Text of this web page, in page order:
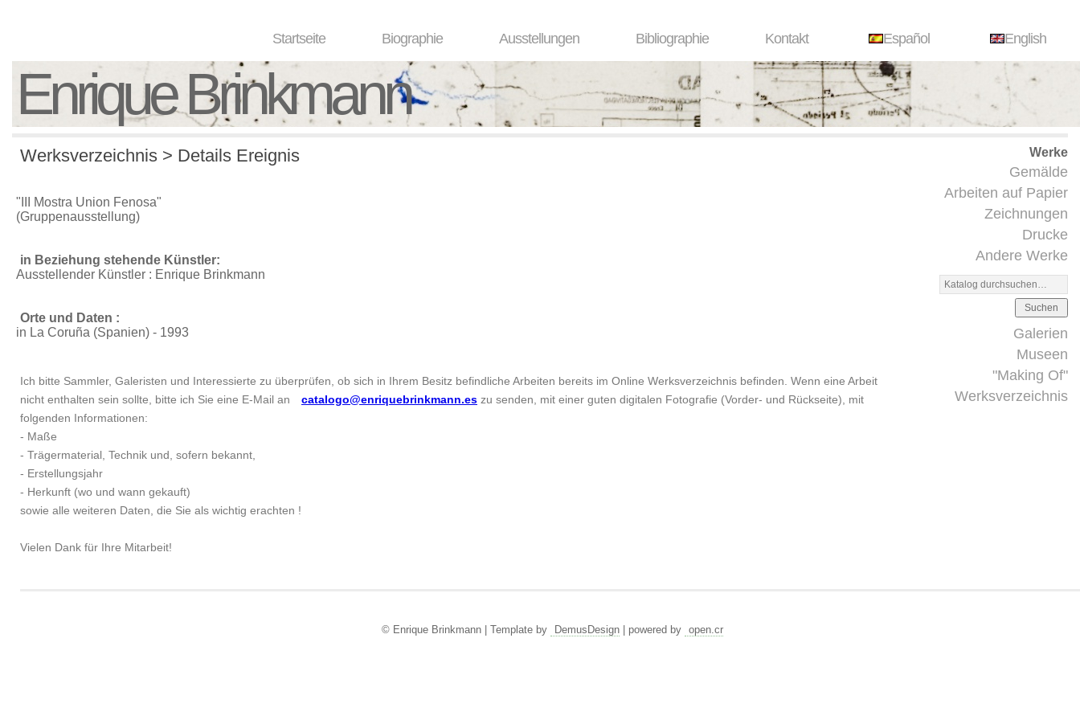
Startseite Biographie Ausstellungen Bibliographie Kontakt Español English
Enrique Brinkmann
Werke
Gemälde
Arbeiten auf Papier
Zeichnungen
Drucke
Andere Werke
Suchen
Galerien
Museen
"Making Of"
Werksverzeichnis
Werksverzeichnis > Details Ereignis
"III Mostra Union Fenosa"
(Gruppenausstellung)
in Beziehung stehende Künstler:
Ausstellender Künstler : Enrique Brinkmann
Orte und Daten :
in La Coruña (Spanien) - 1993
Ich bitte Sammler, Galeristen und Interessierte zu überprüfen, ob sich in Ihrem Besitz befindliche Arbeiten bereits im Online Werksverzeichnis befinden. Wenn eine Arbeit
nicht enthalten sein sollte, bitte ich Sie eine E-Mail an
catalogo@enriquebrinkmann.es zu senden, mit einer guten digitalen Fotografie (Vorder- und Rückseite), mit
folgenden Informationen:
- Maße
- Trägermaterial, Technik und, sofern bekannt,
- Erstellungsjahr
- Herkunft (wo und wann gekauft)
sowie alle weiteren Daten, die Sie als wichtig erachten !
Vielen Dank für Ihre Mitarbeit!
© Enrique Brinkmann | Template by DemusDesign| powered by open.cr